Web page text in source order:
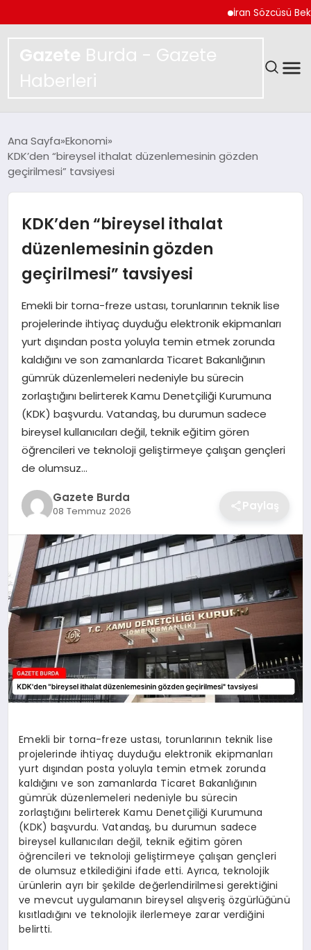
İran Sözcüsü Bekayi
Gazete Burda - Gazete
Haberleri
SPOR
EKONOMI
TEKNOLOJI
SAĞLIK
EĞITIM
DÜNYA
SIYASET
Ana Sayfa Ekonomi
KDK’den “bireysel ithalat düzenlemesinin gözden
geçirilmesi” tavsiyesi
KDK’den “bireysel ithalat
düzenlemesinin gözden
geçirilmesi” tavsiyesi
Emekli bir torna-freze ustası, torunlarının teknik lise
projelerinde ihtiyaç duyduğu elektronik ekipmanları
yurt dışından posta yoluyla temin etmek zorunda
kaldığını ve son zamanlarda Ticaret Bakanlığının
gümrük düzenlemeleri nedeniyle bu sürecin
zorlaştığını belirterek Kamu Denetçiliği Kurumuna
(KDK) başvurdu. Vatandaş, bu durumun sadece
bireysel kullanıcıları değil, teknik eğitim gören
öğrencileri ve teknoloji geliştirmeye çalışan gençleri
de olumsuz…
Gazete Burda
08 Temmuz 2026 Paylaş
Emekli bir torna-freze ustası, torunlarının teknik lise
projelerinde ihtiyaç duyduğu elektronik ekipmanları
yurt dışından posta yoluyla temin etmek zorunda
kaldığını ve son zamanlarda Ticaret Bakanlığının
gümrük düzenlemeleri nedeniyle bu sürecin
zorlaştığını belirterek Kamu Denetçiliği Kurumuna
(KDK) başvurdu. Vatandaş, bu durumun sadece
bireysel kullanıcıları değil, teknik eğitim gören
öğrencileri ve teknoloji geliştirmeye çalışan gençleri
de olumsuz etkilediğini ifade etti. Ayrıca, teknolojik
ürünlerin ayrı bir şekilde değerlendirilmesi gerektiğini
ve mevcut uygulamanın bireysel alışveriş özgürlüğünü
kısıtladığını ve teknolojik ilerlemeye zarar verdiğini
belirtti.